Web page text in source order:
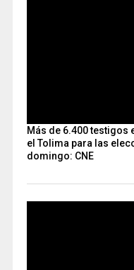
Más de 6.400
el Tolima para las
domingo: CNE